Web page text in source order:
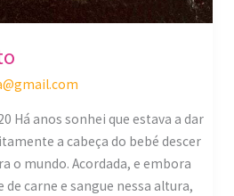
Há anos sonhei que estava a dar
a cabeça do bebé descer
o mundo. Acordada, e embora
carne e sangue nessa altura,